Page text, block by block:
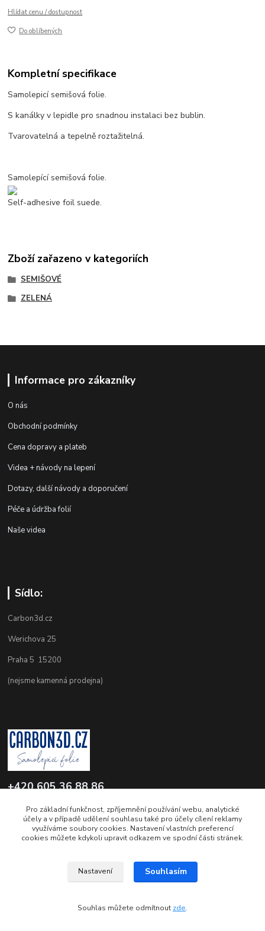
Hlídat cenu / dostupnost
Do oblíbených
Kompletní specifikace
Samolepicí semišová folie.
S kanálky v lepidle pro snadnou instalaci bez bublin.
Tvarovatelná a tepelně roztažitelná.
Samolepící semišová folie.
Self-adhesive foil suede.
Zboží zařazeno v kategoriích
SEMIŠOVÉ
ZELENÁ
Informace pro zákazníky
O nás
Obchodní podmínky
Cena dopravy a plateb
Videa + návody na lepení
Dotazy, další návody a doporučení
Péče a údržba folií
Naše videa
Sídlo:
Carbon3d.cz
Werichova 25
Praha 5 15200
(nejsme kamenná prodejna)
+420 605 36 88 86
info@carbon3d.cz
© Copyright 2011-2026 www.carbon3d.cz
Pro základní funkčnost, zpříjemnění používání webu, analytické
účely a v případě udělení souhlasu také pro účely cílení reklamy
využíváme soubory cookies. Nastavení vlastních preferencí
cookies můžete kdykoli upravit odkazem ve spodní části stránek.
Nastavení Souhlasím
Souhlas můžete odmítnout zde.